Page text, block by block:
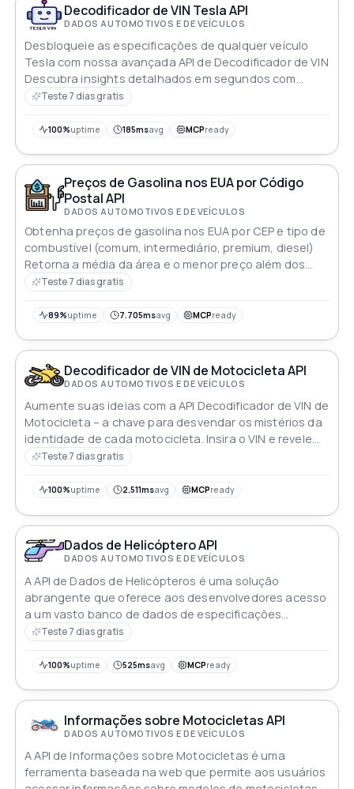
Decodificador de VIN Tesla API
DADOS AUTOMOTIVOS E DE VEÍCULOS
Desbloqueie as especificações de qualquer veículo
Tesla com nossa avançada API de Decodificador de VIN
Descubra insights detalhados em segundos com
99,99% de uptime garantido e confiabilidade de nível
Teste 7 dias gratis
100%uptime 185msavg MCPready
Preços de Gasolina nos EUA por Código
Postal API
DADOS AUTOMOTIVOS E DE VEÍCULOS
Obtenha preços de gasolina nos EUA por CEP e tipo de
combustível (comum, intermediário, premium, diesel)
Retorna a média da área e o menor preço além dos
preços de estações próximas quando disponíveis Use
Teste 7 dias gratis
89%uptime 7.705msavg MCPready
Decodificador de VIN de Motocicleta API
DADOS AUTOMOTIVOS E DE VEÍCULOS
Aumente suas ideias com a API Decodificador de VIN de
Motocicleta – a chave para desvendar os mistérios da
identidade de cada motocicleta. Insira o VIN e revele
detalhes abrangentes de forma contínua. Potencialize
de misticismo sobre duas rodas. Liberte a API para uma
motocicletas
Teste 7 dias gratis
100%uptime 2.511msavg MCPready
Dados de Helicóptero API
DADOS AUTOMOTIVOS E DE VEÍCULOS
A API de Dados de Helicópteros é uma solução
abrangente que oferece aos desenvolvedores acesso
a um vasto banco de dados de especificações
técnicas detalhadas para centenas de modelos
Teste 7 dias gratis
100%uptime 525msavg MCPready
Informações sobre Motocicletas API
DADOS AUTOMOTIVOS E DE VEÍCULOS
A API de Informações sobre Motocicletas é uma
ferramenta baseada na web que permite aos usuários